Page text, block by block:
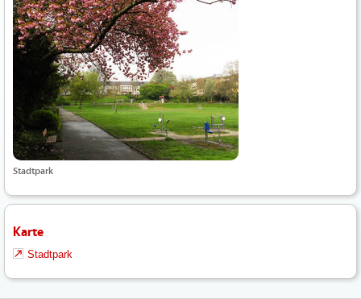
Stadtpark
Karte
Stadtpark